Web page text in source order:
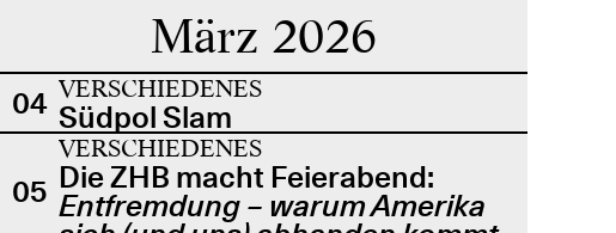
März 2026
04 VERSCHIEDENES
Südpol Slam
05
VERSCHIEDENES
Die ZHB macht Feierabend:
Entfremdung – warum Amerika